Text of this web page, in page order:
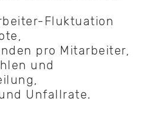
Fluktuation
pro Mitarbeiter,
und
Unfallrate.